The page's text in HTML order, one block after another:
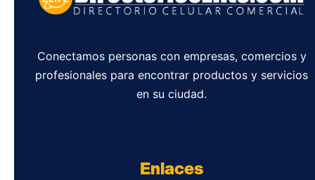
Conectamos personas con empresas, comercios y
profesionales para encontrar productos y servicios
en su ciudad.
Enlaces